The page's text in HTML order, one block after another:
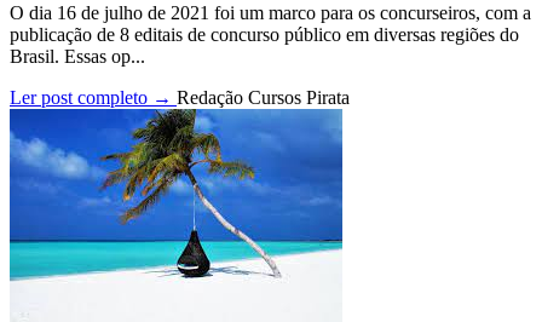
O dia 16 de julho de 2021 foi um marco para os concurseiros, com a
publicação de 8 editais de concurso público em diversas regiões do
Brasil. Essas op...
Ler post completo → Redação Cursos Pirata